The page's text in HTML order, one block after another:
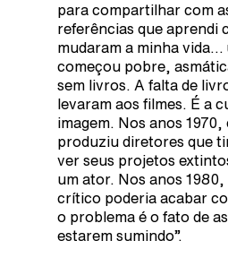
para compartilhar com
referências que aprendi
mudaram a minha vida…
começou pobre,
sem livros. A falta de
levaram aos filmes. É a
imagem. Nos anos
produziu diretores que
ver seus projetos
um ator. Nos anos 1980,
crítico poderia acabar
o problema é o fato de
estarem sumindo”.